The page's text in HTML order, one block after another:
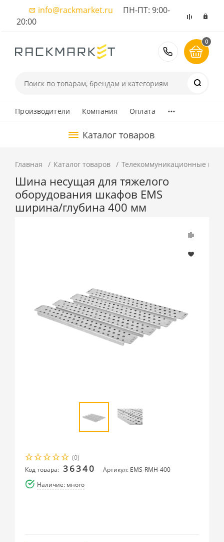
info@rackmarket.ru ПН-ПТ: 9:00-
20:00
8 (495)
0
Производители Компания Оплата ...
Каталог товаров
Главная Каталог товаров Телекоммуникационные
Шина несущая для тяжелого
оборудования шкафов EMS
ширина/глубина 400 мм
(0)
Код товара: 36340
Артикул: EMS-RMH-400
Наличие: много